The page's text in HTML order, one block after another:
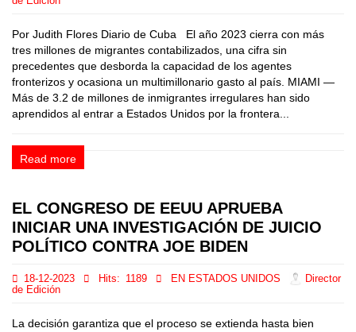
Por Judith Flores Diario de Cuba El año 2023 cierra con más
tres millones de migrantes contabilizados, una cifra sin
precedentes que desborda la capacidad de los agentes
fronterizos y ocasiona un multimillonario gasto al país. MIAMI —
Más de 3.2 de millones de inmigrantes irregulares han sido
aprendidos al entrar a Estados Unidos por la frontera...
Read more
EL CONGRESO DE EEUU APRUEBA
INICIAR UNA INVESTIGACIÓN DE JUICIO
POLÍTICO CONTRA JOE BIDEN
18-12-2023 Hits: 1189 EN ESTADOS UNIDOS
Director
de Edición
La decisión garantiza que el proceso se extienda hasta bien